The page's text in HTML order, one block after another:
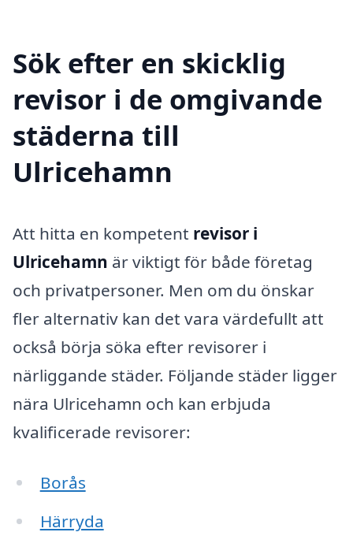
Sök efter en skicklig
revisor i de omgivande
städerna till
Ulricehamn
Att hitta en kompetent revisor i
Ulricehamn är viktigt för både företag
och privatpersoner. Men om du önskar
fler alternativ kan det vara värdefullt att
också börja söka efter revisorer i
närliggande städer. Följande städer ligger
nära Ulricehamn och kan erbjuda
kvalificerade revisorer:
Borås
Härryda